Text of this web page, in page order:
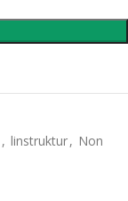
, linstruktur, Non